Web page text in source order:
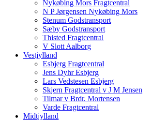
Nykøbing Mors Fragtcentral
N P Jørgensen Nykøbing Mors
Stenum Godstransport
Sæby Godstransport
Thisted Fragtcentral
V Slott Aalborg
Vestjylland
Esbjerg Fragtcentral
Jens Dyhr Esbjerg
Lars Vedstesen Esbjerg
Skjern Fragtcentral v J M Jensen
Tilmar v Brdr. Mortensen
Varde Fragtcentral
Midtjylland